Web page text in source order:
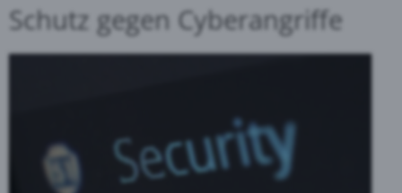
Schutz gegen Cyberangriffe